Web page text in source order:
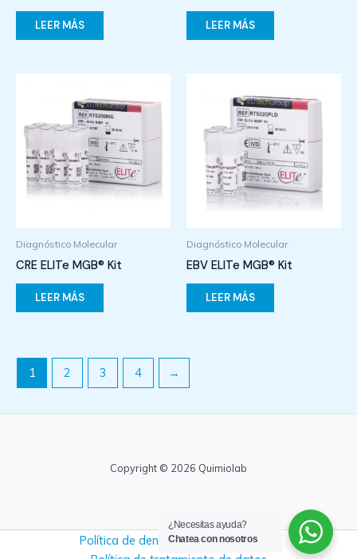
LEER MÁS LEER MÁS
Diagnóstico Molecular
CRE ELITe MGB® Kit
LEER MÁS
Diagnóstico Molecular
EBV ELITe MGB® Kit
LEER MÁS
1 2 3 4 →
Copyright © 2026 Quimiolab
Política de denuncias y no retaliación
¿Necesitas ayuda?
Chatea con nosotros